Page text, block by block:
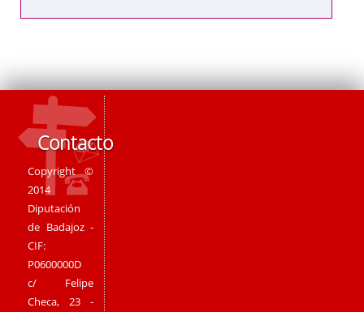
Contacto
Copyright ©
2014
Diputación
de Badajoz -
CIF:
P0600000D
c/ Felipe
Checa, 23 -